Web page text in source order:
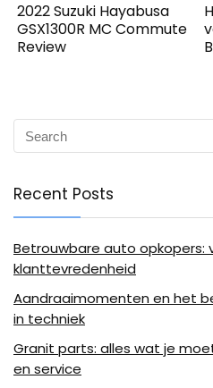
2022 Suzuki Hayabusa
GSX1300R MC Commute
Review
Recent Posts
Betrouwbare auto opkopers:
klanttevredenheid
Aandraaimomenten en het
in techniek
Granit parts: alles wat je
en service